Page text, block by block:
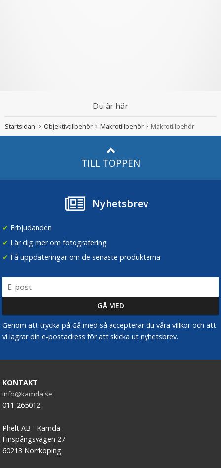
Du är här
Startsidan Objektivtillbehör Makrotillbehör Makrotillbehör
TILL TOPPEN
Nyhetsbrev
✔ Erbjudanden
✔ Lär dig mer om fotografering
✔ Få uppdateringar om de senaste produkterna
Genom att trycka på Gå med så accepterar du våra villkor och att
vi lagrar din e-postadress för att skicka ut nyhetsbrev.
KONTAKT
info@kamda.se
011-265012
Phelt AB - Kamda
Finspångsvägen 27
60213 Norrköping